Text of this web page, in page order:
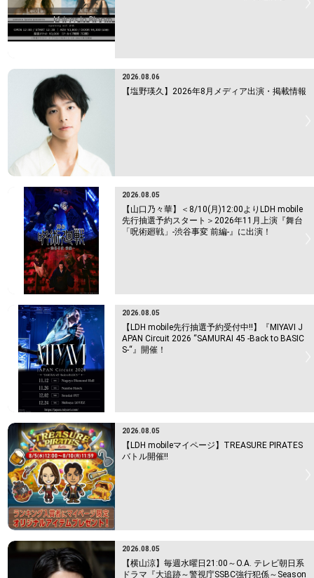
2026.08.06
【塩野瑛久】2026年8月メディア出演・掲載情報
2026.08.05
【山口乃々華】＜8/10(月)12:00よりLDH mobile
先行抽選予約スタート＞2026年11月上演『舞台
「呪術廻戦」-渋谷事変 前編-』に出演！
2026.08.05
【LDH mobile先行抽選予約受付中!!】『MIYAVI J
APAN Circuit 2026 “SAMURAI 45 -Back to BASIC
S-“』開催！
2026.08.05
【LDH mobileマイページ】TREASURE PIRATES
バトル開催!!
2026.08.05
【横山涼】毎週水曜日21:00～O.A. テレビ朝日系
ドラマ『大追跡～警視庁SSBC強行犯係～Season